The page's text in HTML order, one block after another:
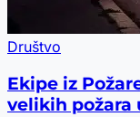
Društvo
Ekipe iz
velikih požara